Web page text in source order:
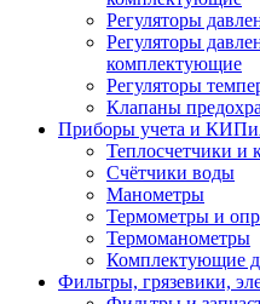
Регуляторы
Регуляторы
комплектующие
Регуляторы
Клапаны
Приборы учета и
Теплосчетчики и
Счётчики воды
Манометры
Термометры и
Термоманометры
Комплектующие
Фильтры, грязевики,